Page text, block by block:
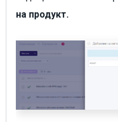
на продукт.